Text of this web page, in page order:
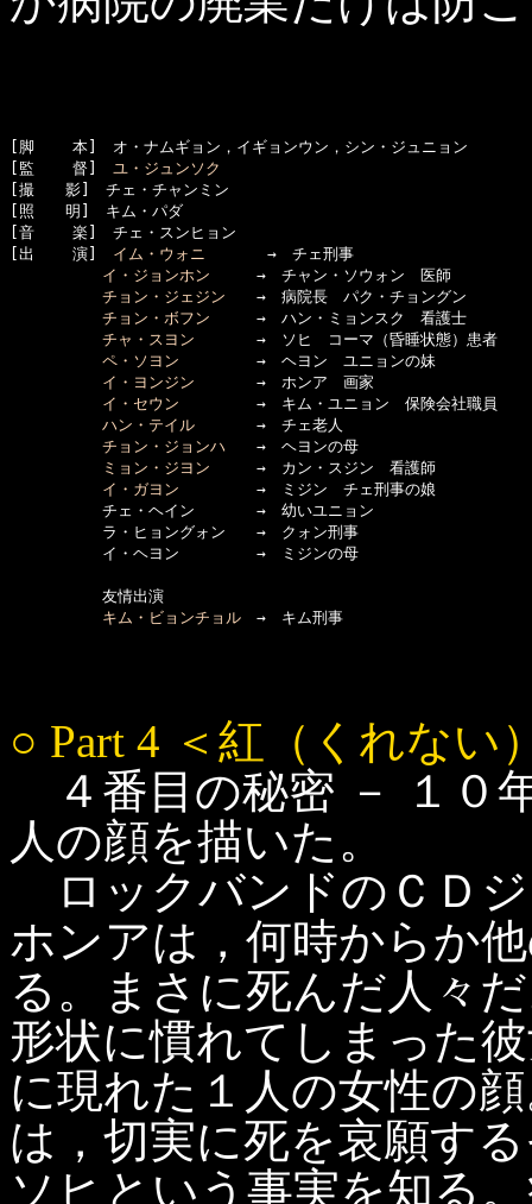
[脚    本]　オ・ナムギョン，イギョンウン，シン・ジュニョン
[監    督] ユ・ジュンソク
[撮　　影]　チェ・チャンミン
[照　　明]　キム・パダ
[音    楽]　チェ・スンヒョン
[出    演] イム・ウォニ →　チェ刑事
イ・ジョンホン →　チャン・ソウォン　医師
チョン・ジェジン →　病院長　パク・チョングン
チョン・ボフン →　ハン・ミョンスク　看護士
チャ・スヨン →　ソヒ　コーマ（昏睡状態）患者
ペ・ソヨン →　ヘヨン　ユニョンの妹
イ・ヨンジン →　ホンア　画家
イ・セウン →　キム・ユニョン　保険会社職員
ハン・テイル →　チェ老人
チョン・ジョンハ →　ヘヨンの母
ミョン・ジヨン →　カン・スジン　看護師
イ・ガヨン →　ミジン　チェ刑事の娘
チェ・ヘイン　　　　→　幼いユニョン
ラ・ヒョングォン　　→　クォン刑事
イ・ヘヨン　　　　　→　ミジンの母
友情出演
キム・ビョンチョル
○ Part 4 ＜紅（くれない
４番目の秘密 － １０
人の顔を描いた。
ロックバンドのＣＤ
ホンアは，何時からか
る。まさに死んだ人々
形状に慣れてしまった
に現れた１人の女性の
は，切実に死を哀願す
ソヒという事実を知る